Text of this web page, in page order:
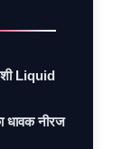
Liquid
धावक नीरज